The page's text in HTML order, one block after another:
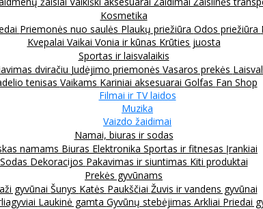
Kosmetika
Priemonės nuo saulės Plaukų priežiūra Odos priežiūra
Kvepalai Vaikai Vonia ir kūnas Krūties juosta
Sportas ir laisvalaikis
dviračiu Judėjimo priemonės Vasaros prekės
tenisas Vaikams Kariniai aksesuarai Golfas Fan Shop
Filmai ir TV laidos
Muzika
Vaizdo žaidimai
Namai, biuras ir sodas
namams Biuras Elektronika Sportas ir fitnesas Įrankiai
Sodas Dekoracijos Pakavimas ir siuntimas Kiti produktai
Prekės gyvūnams
gyvūnai Šunys Katės Paukščiai Žuvis ir vandens gyvūnai
Laukinė gamta Gyvūnų stebėjimas Arkliai Priedai